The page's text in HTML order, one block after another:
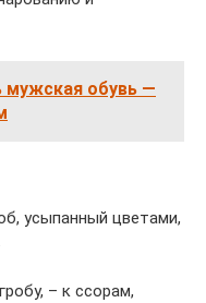
мужская обувь —
усыпанный цветами,
– к ссорам,